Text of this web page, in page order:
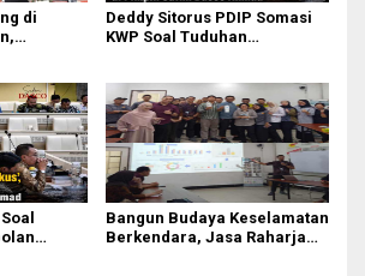
di
Deddy Sitorus PDIP Somasi
KWP Soal Tuduhan
Sufmi Dasco Ahmad
Bangun Budaya Keselamatan
Berkendara, Jasa Raharja